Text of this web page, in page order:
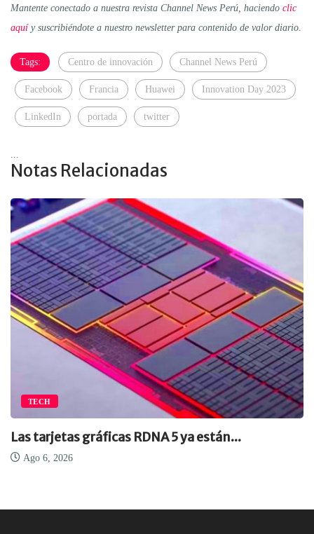
Mantente conectado a nuestra revista Channel News Perú, haciendo clic
aquíy suscribiéndote a nuestro newsletter para contenido de valor diario
Tags: Centro de innovación Channel News Perú
Facebook Francia Huawei Innovation Day 2023
LinkedIn portada twitter
Notas Relacionadas
TECH
Las tarjetas gráficas RDNA 5 ya están...
Ago 6, 2026